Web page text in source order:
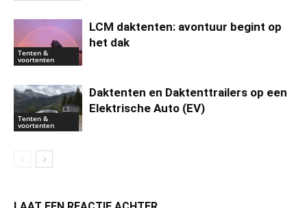
Tenten &
voortenten
LCM daktenten: avontuur begint op
het dak
Tenten &
voortenten
Daktenten en Daktenttrailers op een
Elektrische Auto (EV)